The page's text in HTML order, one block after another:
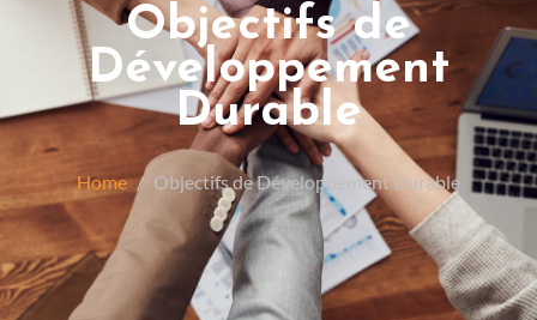
Objectifs de
Développement
Durable
Home Objectifs de Développement Durable